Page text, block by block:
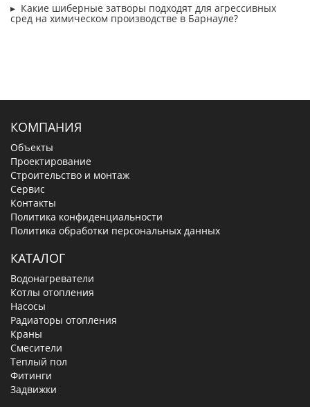
Какие шиберные затворы подходят для агрессивных
сред на химическом производстве в Барнауле?
КОМПАНИЯ
Объекты
Проектирование
Строительство и монтаж
Сервис
Контакты
Политика конфиденциальности
Политика обработки персональных данных
КАТАЛОГ
Водонагреватели
Котлы отопления
Насосы
Радиаторы отопления
Краны
Смесители
Теплый пол
Фитинги
Задвижки